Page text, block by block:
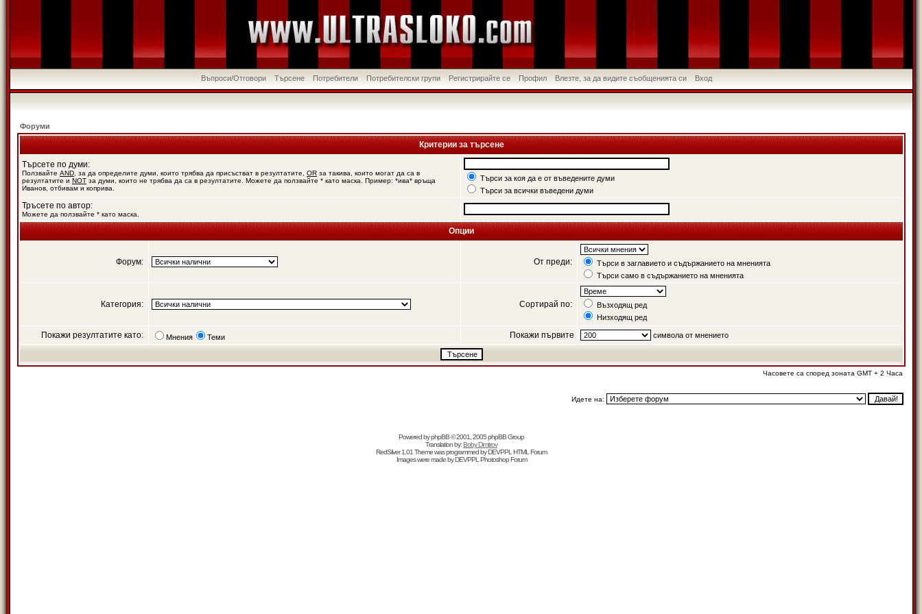
Въпроси/Отговори Търсене Потребители Потребителски групи Регистрирайте се Профил Влезте, за да видите съобщенията си Вход
Форуми
Критерии за търсене
Търсете по думи:
Ползвайте AND , за да определите думи, които трябва да присъстват в резултатите, OR за такива, които могат да са в
резултатите и NOT за думи, които не трябва да са в резултатите. Можете да ползвайте * като маска. Пример: *ива* връща
Иванов, отбивам и коприва.
Търси за коя да е от въведените думи
Търси за всички въведени думи
Тръсете по автор:
Можете да ползвайте * като маска.
Опции
Форум: От преди:
Търси в заглавието и съдържанието на мненията
Търси само в съдържанието на мненията
Категория: Сортирай по:
Възходящ ред
Низходящ ред
Покажи резултатите като: Мнения Теми Покажи първите символа от мнението
Часовете са според зоната GMT + 2 Часа
Идете на:
Powered byphpBB© 2001, 2005 phpBB Group
Translation by:Boby Dimitrov
RedSilver 1.01 Theme was programmed byDEVPPL HTML Forum
Images were made byDEVPPL Photoshop Forum